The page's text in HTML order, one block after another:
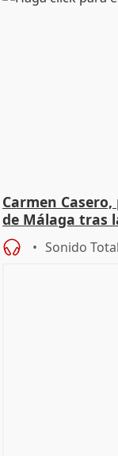
Carmen
de Málaga tras
Sonido